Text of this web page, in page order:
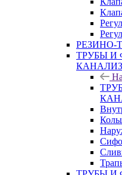
РЕЗИНО-
ТРУБЫ И